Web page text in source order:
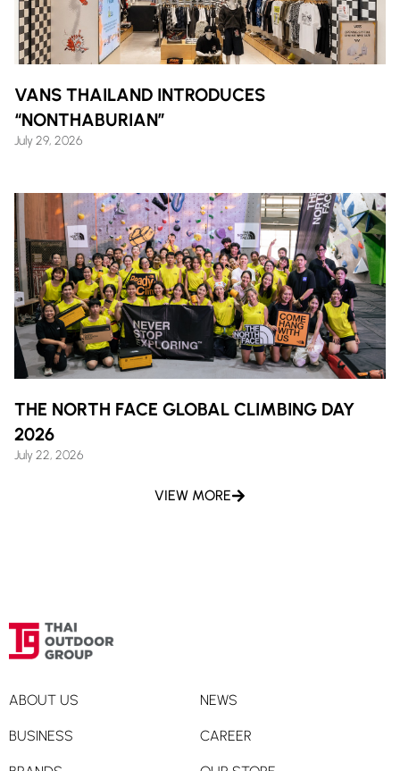
VANS THAILAND INTRODUCES
“NONTHABURIAN”
July 29, 2026
THE NORTH FACE GLOBAL CLIMBING DAY
2026
July 22, 2026
VIEW MORE
ABOUT US
BUSINESS
NEWS
CAREER